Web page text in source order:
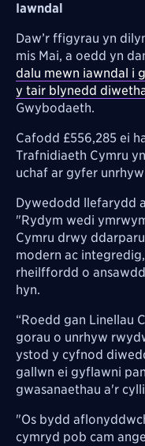
Iawndal
Daw’r ffigyrau yn
mis Mai, a oedd yn
dalu mewn iawndal i
y tair blynedd
Gwybodaeth.
Cafodd £556,285 ei
Trafnidiaeth Cymru
uchaf ar gyfer
Dywedodd llefarydd
"Rydym wedi
Cymru drwy
modern ac
rheilffordd o
hyn.
“Roedd gan Linellau
gorau o unrhyw
ystod y cyfnod
gallwn ei gyflawni
gwasanaethau a'r
"Os bydd
cymryd pob cam